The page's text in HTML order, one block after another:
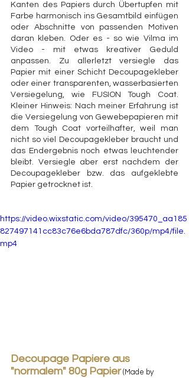
Kanten des Papiers durch Übertupfen mit
Farbe harmonisch ins Gesamtbild einfügen
oder Abschnitte von passenden Motiven
daran kleben. Oder es - so wie Vilma im
Video - mit etwas kreativer Geduld
anpassen. Zu allerletzt versiegle das
Papier mit einer Schicht Decoupagekleber
oder einer transparenten, wasserbasierten
Versiegelung, wie FUSION Tough Coat.
Kleiner Hinweis: Nach meiner Erfahrung ist
die Versiegelung von Gewebepapieren mit
dem Tough Coat vorteilhafter, weil man
nicht so viel Decoupagekleber braucht und
das Endergebnis noch etwas leuchtender
bleibt. Versiegle aber erst nachdem der
Decoupagekleber bzw. das aufgeklebte
Papier getrocknet ist.
https://video.wixstatic.com/video/395470_aa185
827497141cc83c76e6bda787dfc/360p/mp4/file.
mp4
Decoupage Papiere aus
"normalem" 80g Papier (Made by